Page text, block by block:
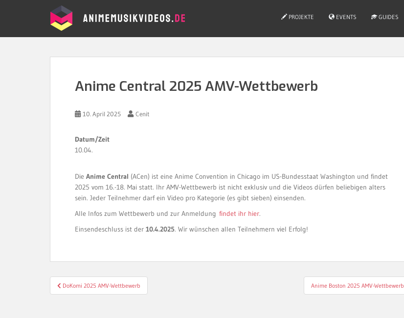
p
PROJEKTE EVENTS GUIDES
Anime Central 2025 AMV-Wettbewerb
10. April 2025 Cenit
Datum/Zeit
10.04.
Die Anime Central (ACen) ist eine Anime Convention in Chicago im US-Bundesstaat Washington und findet
2025 vom 16.-18. Mai statt. Ihr AMV-Wettbewerb ist nicht exklusiv und die Videos dürfen beliebigen alters
sein. Jeder Teilnehmer darf ein Video pro Kategorie (es gibt sieben) einsenden.
Alle Infos zum Wettbewerb und zur Anmeldung findet ihr hier.
Einsendeschluss ist der 10.4.2025. Wir wünschen allen Teilnehmern viel Erfolg!
Beitragsnavigation
DoKomi 2025 AMV-Wettbewerb Anime Boston 2025 AMV-Wettbewerb